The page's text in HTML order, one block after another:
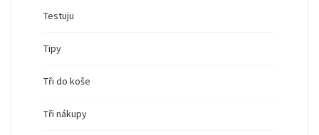
Testuju
Tipy
Tři do koše
Tři nákupy